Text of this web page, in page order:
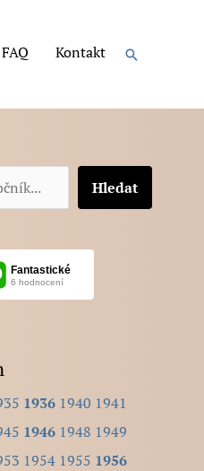
FAQ Kontakt Hledat
Hledat
1936 1940 1941
1946 1948 1949
1954 1955 1956